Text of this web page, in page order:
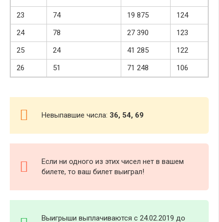
23
74 19 875
124
24
78 27 390
123
25
24 41 285
122
26
51 71 248 106
Невыпавшие числа: 36, 54, 69
Если ни одного из этих чисел нет в вашем
билете, то ваш билет выиграл!
Выигрыши выплачиваются с 24.02.2019 до